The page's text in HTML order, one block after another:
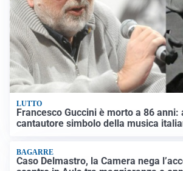
LUTTO
Francesco Guccini è morto a 86 anni:
cantautore simbolo della musica
BAGARRE
Caso Delmastro, la Camera nega